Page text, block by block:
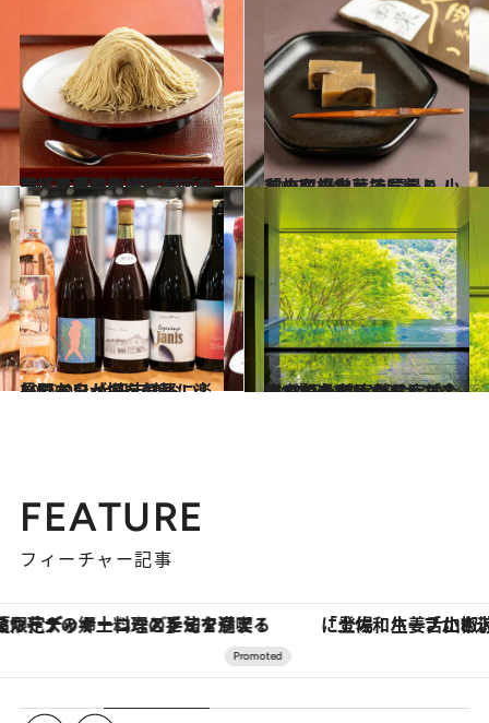
2022.10.5
栗好きの聖地、小布施を旅する「小布施堂本店」へ、栗菓子の 最高峰「朱雀」を食べに行く
旅＆お出かけ 2022.10.6
秋の口福をお持ち帰り！ 「小布施堂」で買える 小布施栗のお菓子5選
旅＆お出かけ
2022.9.3
長野でワインを気軽に楽しむなら 上田市のおいしいワインが揃う4軒
旅＆お出かけ 2022.9.12
温泉賢者17人が選んだ今行くべき宿 実際に宿泊した17軒をピックアップ！ 宿での過ごし方＆おススメポイントも
旅＆お出かけ
FEATURE
フィーチャー記事
「土佐和ハーブかき氷」がOMO7高知に登場！生姜、山椒、大葉など目にも舌にも涼を呼ぶ郷土の味 【銀座で出合う最旬美容】美髪ケアや上